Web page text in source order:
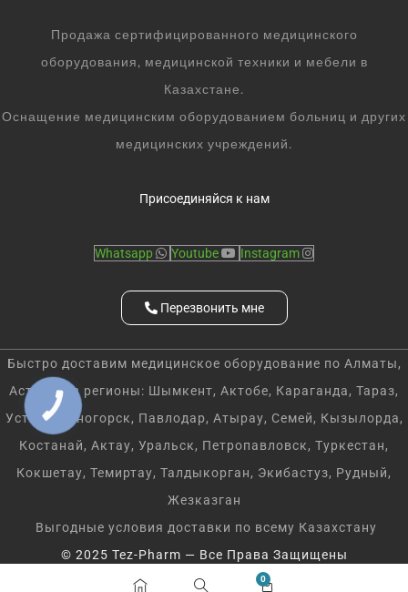
Продажа сертифицированного медицинского
оборудования, медицинской техники и мебели в
Казахстане.
Оснащение медицинским оборудованием больниц и других
медицинских учреждений.
Присоединяйся к нам
Whatsapp Youtube Instagram
Перезвонить мне
Быстро доставим медицинское оборудование по Алматы,
Астану и в регионы: Шымкент, Актобе, Караганда, Тараз,
Усть-Каменогорск, Павлодар, Атырау, Семей, Кызылорда,
Костанай, Актау, Уральск, Петропавловск, Туркестан,
Кокшетау, Темиртау, Талдыкорган, Экибастуз, Рудный,
Жезказган
Выгодные условия доставки по всему Казахстану
© 2025 Tez-Pharm — Все Права Защищены
0
КНОПКА
СВЯЗИ